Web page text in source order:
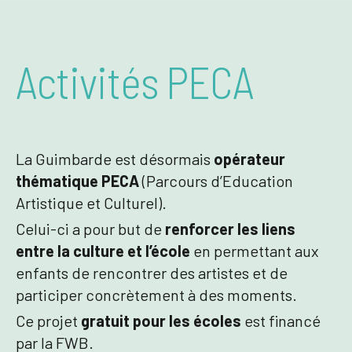
Activités PECA
La Guimbarde est désormais opérateur
thématique PECA(Parcours d’Education
Artistique et Culturel).
Celui-ci a pour but de renforcer les liens
entre la culture et l’école en permettant aux
enfants de rencontrer des artistes et de
participer concrètement à des moments.
Ce projet gratuit pour les écoles est financé
par la FWB.